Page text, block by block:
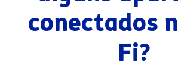
conectados
Fi?